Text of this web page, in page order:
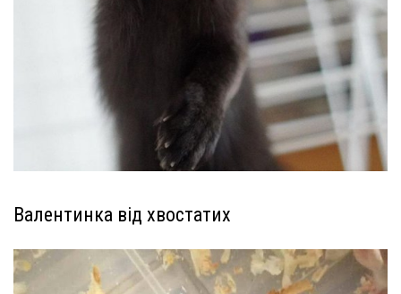
Валентинка від хвостатих